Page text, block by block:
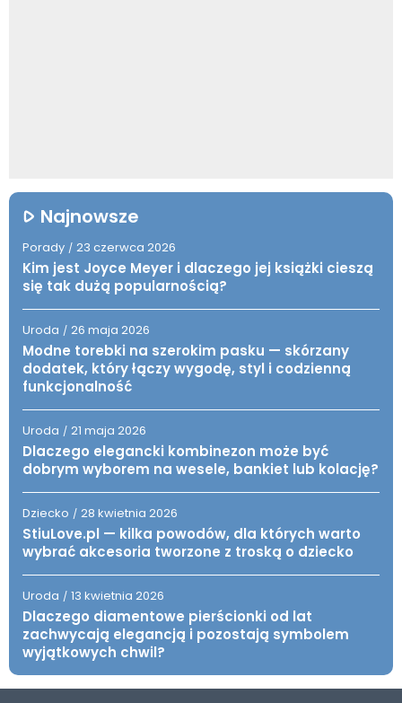
Najnowsze
Porady / 23 czerwca 2026
Kim jest Joyce Meyer i dlaczego jej książki cieszą
się tak dużą popularnością?
Uroda / 26 maja 2026
Modne torebki na szerokim pasku — skórzany
dodatek, który łączy wygodę, styl i codzienną
funkcjonalność
Uroda / 21 maja 2026
Dlaczego elegancki kombinezon może być
dobrym wyborem na wesele, bankiet lub kolację?
Dziecko / 28 kwietnia 2026
StiuLove.pl — kilka powodów, dla których warto
wybrać akcesoria tworzone z troską o dziecko
Uroda / 13 kwietnia 2026
Dlaczego diamentowe pierścionki od lat
zachwycają elegancją i pozostają symbolem
wyjątkowych chwil?